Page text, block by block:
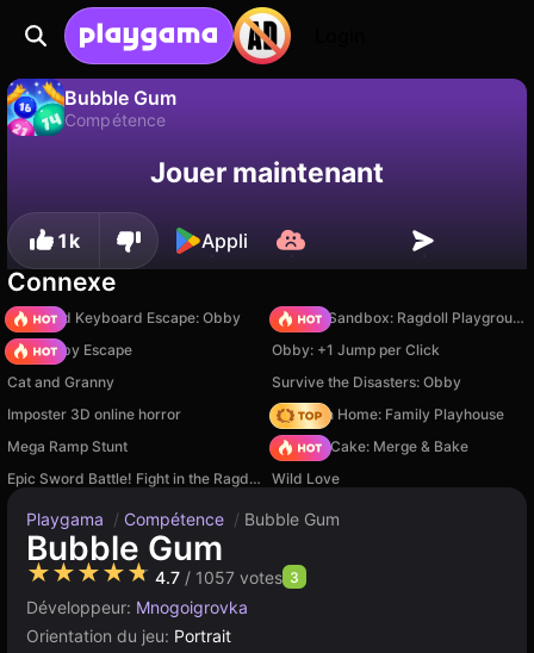
Bubble Gum
Compétence
progression !
Non Enregistrer
Jouer maintenant
1k Appli
Connexe
+1 Speed Keyboard Escape: Obby
Sprunki Sandbox: Ragdoll Playground Mode
Your Obby Escape
Obby: +1 Jump per Click
Cat and Granny
Survive the Disasters: Obby
Imposter 3D online horror
My Town Home: Family Playhouse
Mega Ramp Stunt
Piece of Cake: Merge & Bake
Epic Sword Battle! Fight in the Ragdoll Arena!
Wild Love
Playgama / Compétence / Bubble Gum
Bubble Gum
★★★★★ 4.7 / 1057 votes 3
Développeur: Mnogoigrovka
Orientation du jeu: Portrait